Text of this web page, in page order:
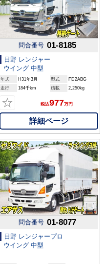
問合番号 01-8185
日野 レンジャー
ウイング 中型
年式 H31年3月 型式
FD2ABG
走行
184千km 積載 2,250kg
☆ 税込977万円
詳細ページ
問合番号 01-8077
日野 レンジャープロ
ウイング 中型